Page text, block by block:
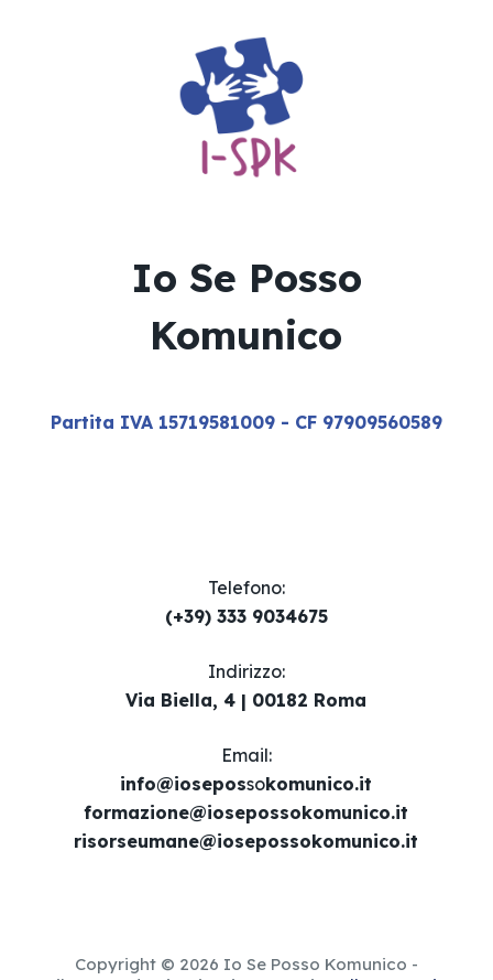
Io Se Posso
Komunico
Partita IVA 15719581009 - CF 97909560589
Telefono:
(+39) 333 9034675
Indirizzo:
Via Biella, 4 | 00182 Roma
Email​:
info@iosepossokomunico.it
formazione@iosepossokomunico.it
risorseumane@iosepossokomunico.it
Copyright © 2026 Io Se Posso Komunico -